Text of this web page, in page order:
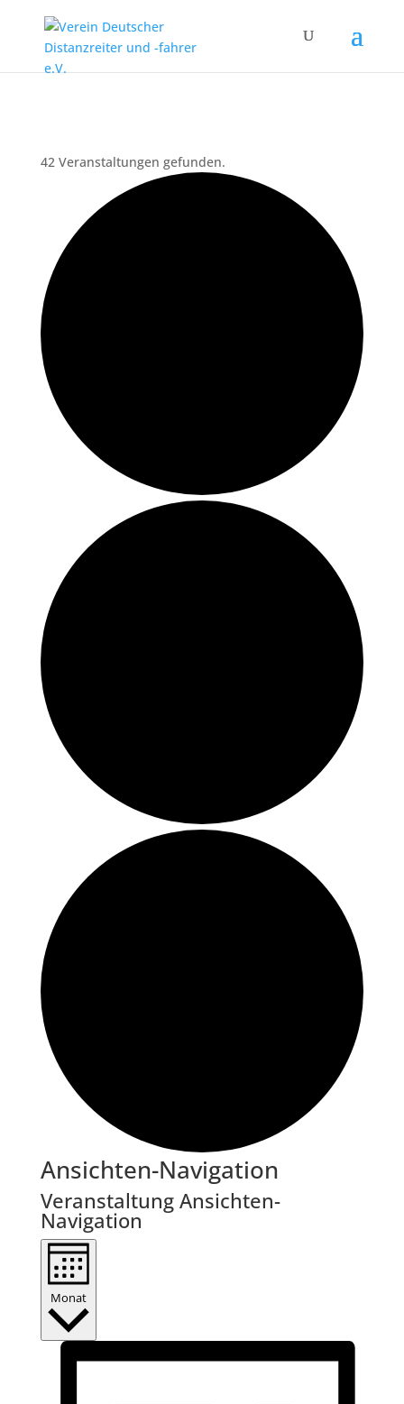
42 Veranstaltungen gefunden.
Veranstaltungen
Ansichten-Navigation
Veranstaltung Ansichten-
Navigation
Monat